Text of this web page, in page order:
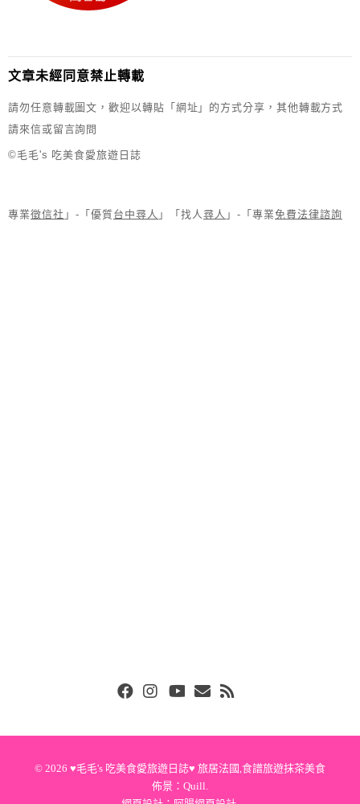
文章未經同意禁止轉載
請勿任意轉載圖文，歡迎以轉貼「網址」的方式分享，其他轉載方式
請來信或留言詢問
©毛毛's 吃美食愛旅遊日誌
專業徵信社 」-「優質台中尋人 」「找人 尋人 」-「專業免費法律諮詢
© 2026 ♥毛毛's 吃美食愛旅遊日誌♥ 旅居法國,食譜旅遊抹茶美食
佈景： Quill